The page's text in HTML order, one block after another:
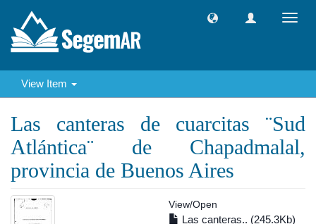
View Item
Las canteras de cuarcitas ¨Sud
Atlántica¨ de Chapadmalal,
provincia de Buenos Aires
View/Open
Las canteras.. (245.3Kb)